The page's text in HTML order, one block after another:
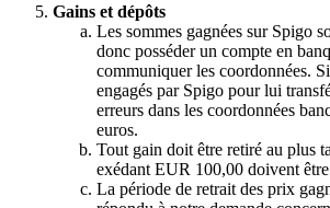
Gains et dépôts
Les sommes gagnées sur Spigo
donc posséder un compte en
communiquer les coordonnées.
engagés par Spigo pour lui
erreurs dans les coordonnées
euros.
Tout gain doit être retiré au plus
exédant EUR 100,00 doivent
La période de retrait des prix